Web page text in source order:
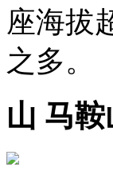
座海拔
之多。
山 马